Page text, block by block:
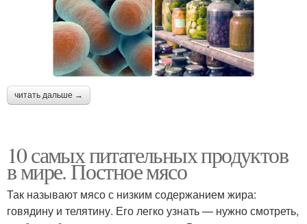
читать дальше →
10 самых питательных продуктов
в мире. Постное мясо
Так называют мясо с низким содержанием жира:
говядину и телятину. Его легко узнать — нужно смотреть,